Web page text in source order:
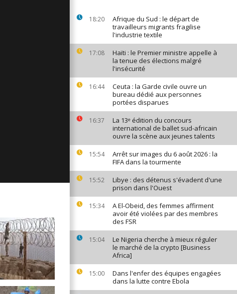
18:20
Afrique du Sud : le départ de
travailleurs migrants fragilise
l'industrie textile
17:08
Haïti : le Premier ministre appelle à
la tenue des élections malgré
l'insécurité
16:44
Ceuta : la Garde civile ouvre un
bureau dédié aux personnes
portées disparues
16:37
La 13ᵉ édition du concours
international de ballet sud-africain
ouvre la scène aux jeunes talents
15:54
Arrêt sur images du 6 août 2026 : la
FIFA dans la tourmente
15:52
Libye : des détenus s'évadent d'une
prison dans l'Ouest
15:34
A El-Obeid, des femmes affirment
avoir été violées par des membres
des FSR
15:04
Le Nigeria cherche à mieux réguler
le marché de la crypto [Business
Africa]
15:00
Dans l'enfer des équipes engagées
dans la lutte contre Ebola